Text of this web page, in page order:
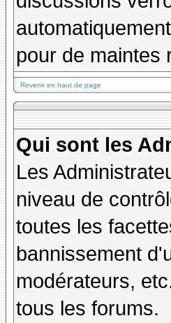
pour de maintes
Revenir en haut de page
Qui sont les
Les
niveau de
toutes les
bannissement
modérateurs,
tous les forums.